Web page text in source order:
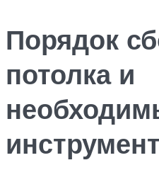
Порядок
потолка и